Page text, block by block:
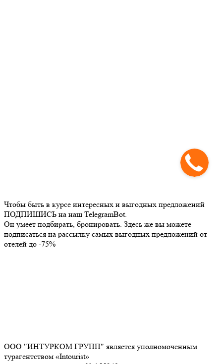
Чтобы быть в курсе интересных и выгодных предложений
ПОДПИШИСЬ на наш TelegramBot.
Он умеет подбирать, бронировать. Здесь же вы можете
подписаться на рассылку самых выгодных предложений от
отелей до -75%
ООО "ИНТУРКОМ ГРУПП" является уполномоченным
турагентством «Intourist»